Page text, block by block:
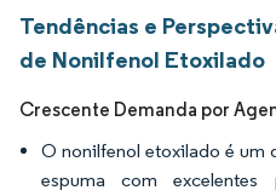
Tendências e
de Nonilfenol Etoxilado
Crescente Demanda por
O nonilfenol etoxilado é um
espuma com excelentes